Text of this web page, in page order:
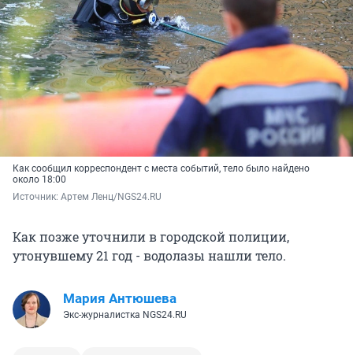
Как сообщил корреспондент с места событий, тело было найдено
около 18:00
Источник: Артем Ленц/NGS24.RU
Как позже уточнили в городской полиции,
утонувшему 21 год - водолазы нашли тело.
Мария Антюшева
Экс-журналистка NGS24.RU